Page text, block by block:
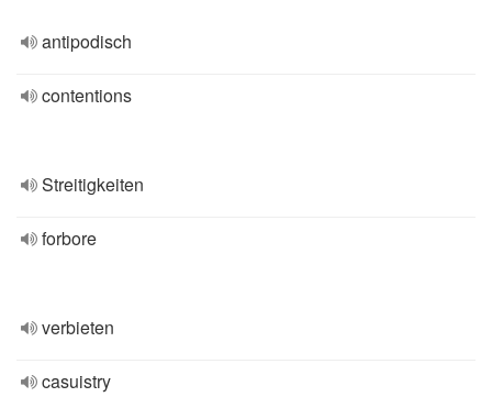
antipodisch
contentions
Streitigkeiten
forbore
verbieten
casuistry